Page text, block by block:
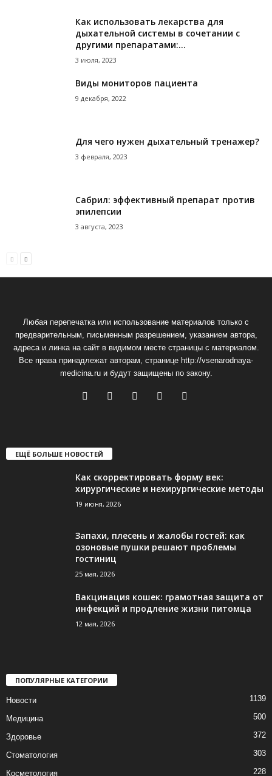
Как использовать лекарства для
дыхательной системы в сочетании с
другими препаратами:...
3 июля, 2023
Виды мониторов пациента
9 декабря, 2022
Для чего нужен дыхательный тренажер?
3 февраля, 2023
Сабрил: эффективный препарат против
эпилепсии
3 августа, 2023
Любая перепечатка или использование материалов только с
предварительным, письменным разрешением, указанием автора,
адреса и линка на сайт в видимом месте страницы с материалом.
Все права принадлежат авторам, странице http://vsenarodnaya-
medicina.ru и будут защищены по закону.
ЕЩЁ БОЛЬШЕ НОВОСТЕЙ
Как скорректировать форму век:
хирургические и нехирургические методы
19 июня, 2026
Запахи, плесень и жалобы гостей: как
озоновые пушки решают проблемы
гостиниц
25 мая, 2026
Вакцинация кошек: грамотная защита от
инфекций и продление жизни питомца
12 мая, 2026
ПОПУЛЯРНЫЕ КАТЕГОРИИ
Новости 1139
Медицина 500
Здоровье 372
Стоматология 303
Косметология 228